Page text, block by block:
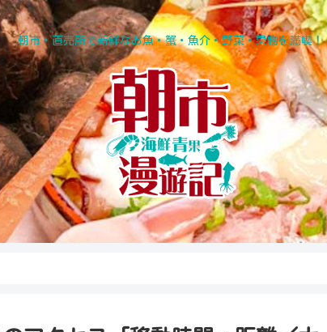
朝市・直売所で新鮮なお魚・蟹・魚介・野菜・果物を満喫！